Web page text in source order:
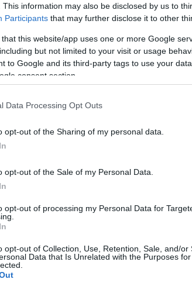
This information may also be disclosed by us to
Participants that may further disclose it to other
that this website/app uses one or more Google
but not limited to your visit or usage
to Google and its third-party tags to use your
consent section.
Data Processing Opt Outs
opt-out of the Sharing of my personal data.
opt-out of the Sale of my Personal Data.
opt-out of processing my Personal Data for
opt-out of Collection, Use, Retention, Sale, and/or
Data that Is Unrelated with the Purposes
jön szembe GSO-n vagy a social
a legjobbakat,iratkozz fel